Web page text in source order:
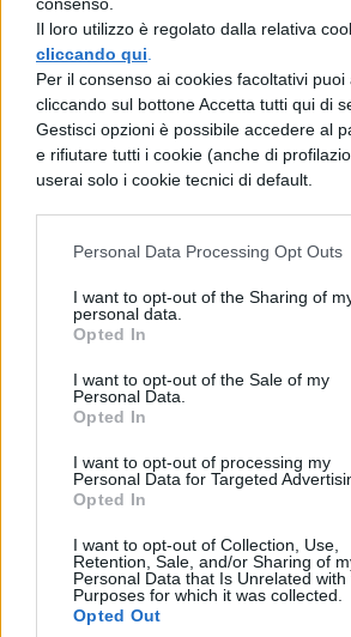
Il loro utilizzo è regolato dalla relativa
cliccando qui
Per il consenso ai cookies facoltativi puoi
cliccando sul bottone Accetta tutti qui di
Gestisci opzioni è possibile accedere al
e rifiutare tutti i cookie (anche di
userai solo i cookie tecnici di default.
Personal Data Processing Opt Outs
I want to opt-out of the Sharing of
personal data.
Opted In
I want to opt-out of the Sale of my
Personal Data.
Opted In
I want to opt-out of processing my
Personal Data for Targeted
Opted In
I want to opt-out of Collection, Use,
Retention, Sale, and/or Sharing of
Personal Data that Is Unrelated with
Purposes for which it was collected.
Opted Out
un uomo di condizione
soprattutto, è accecato dalla
troppo la figlia per
lei, così concentra tutta la
capace su Guiscardo.
strangolare Guiscardo e di
il cuore, che consegna alla
coppa d’oro con un biglietto
di chi sia e il motivo del
cuore dell’amato e da lì la
suo attende di morire.
corrono a informare
al capezzale della figlia. È
troppo tardi. Tancredi riesce